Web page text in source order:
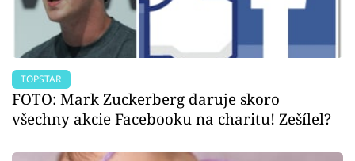
TOPSTAR
FOTO: Mark Zuckerberg daruje skoro
všechny akcie Facebooku na charitu! Zešílel?